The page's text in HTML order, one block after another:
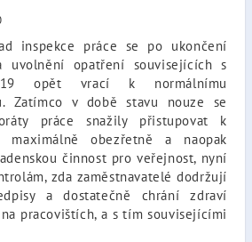
inspekce práce se po ukončení
uvolnění opatření souvisejících s
19 opět vrací k normálnímu
Zatímco v době stavu nouze se
práce snažily přistupovat k
maximálně obezřetně a naopak
činnost pro veřejnost, nyní
zda zaměstnavatelé dodržují
a dostatečně chrání zdraví
pracovištích, a s tím souvisejícími